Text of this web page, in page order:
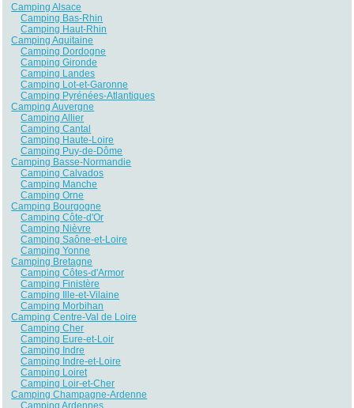
Camping Alsace
Camping Bas-Rhin
Camping Haut-Rhin
Camping Aquitaine
Camping Dordogne
Camping Gironde
Camping Landes
Camping Lot-et-Garonne
Camping Pyrénées-Atlantiques
Camping Auvergne
Camping Allier
Camping Cantal
Camping Haute-Loire
Camping Puy-de-Dôme
Camping Basse-Normandie
Camping Calvados
Camping Manche
Camping Orne
Camping Bourgogne
Camping Côte-d'Or
Camping Nièvre
Camping Saône-et-Loire
Camping Yonne
Camping Bretagne
Camping Côtes-d'Armor
Camping Finistère
Camping Ille-et-Vilaine
Camping Morbihan
Camping Centre-Val de Loire
Camping Cher
Camping Eure-et-Loir
Camping Indre
Camping Indre-et-Loire
Camping Loiret
Camping Loir-et-Cher
Camping Champagne-Ardenne
Camping Ardennes